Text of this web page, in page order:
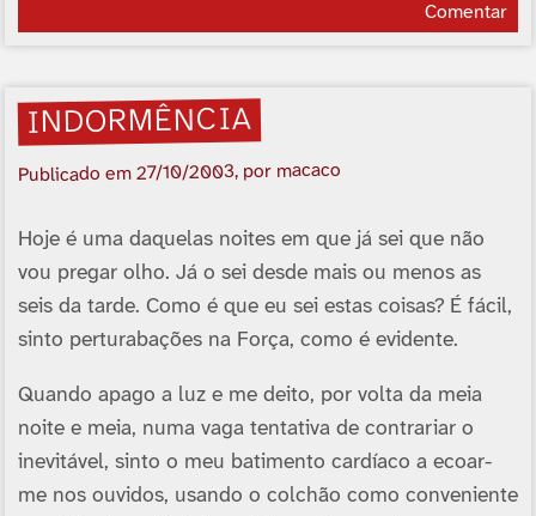
Comentar
INDORMÊNCIA
Publicado em27/10/2003, por macaco
Hoje é uma daquelas noites em que já sei que não
vou pregar olho. Já o sei desde mais ou menos as
seis da tarde. Como é que eu sei estas coisas? É fácil,
sinto perturabações na Força, como é evidente.
Quando apago a luz e me deito, por volta da meia
noite e meia, numa vaga tentativa de contrariar o
inevitável, sinto o meu batimento cardíaco a ecoar-
me nos ouvidos, usando o colchão como conveniente